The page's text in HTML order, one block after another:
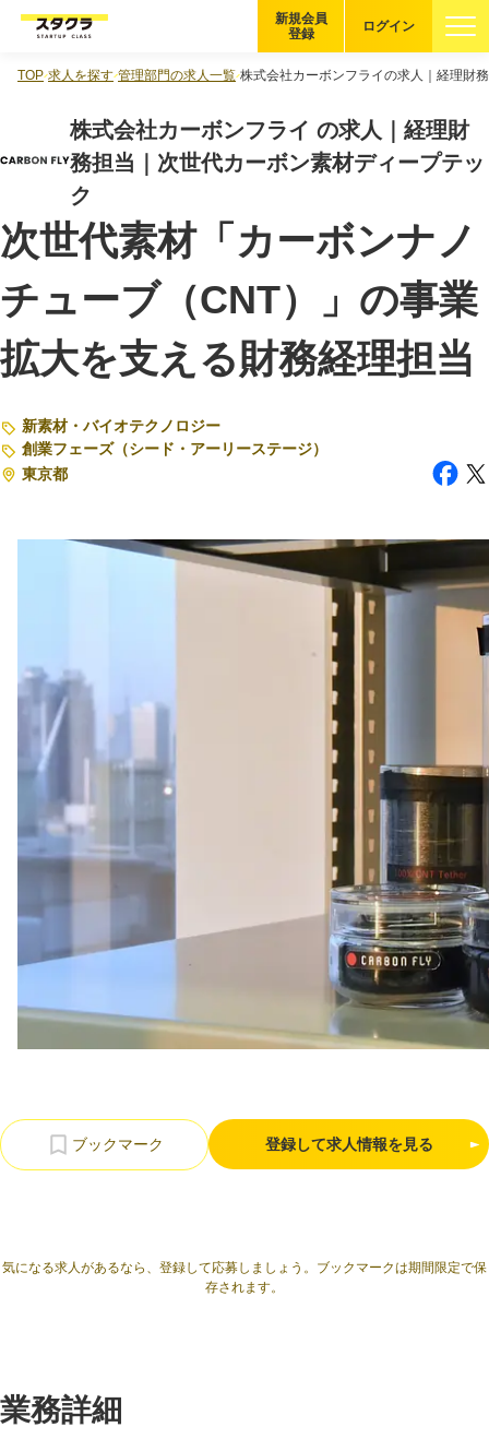
企業を探す
適性診断
スタクラが選ばれる理由
スタートアップ厳選の仕組み
紹介する企業について
登録者の転職・副業実績
Startup Magazine
注目スタートアップ
CEOインタビュー
転職
大学発スタートアップ
導入事例
/採用検討企業様へ
利用規約プライバシーポリシー採用情報 会社概要
採用検討企業様へ
パートナーの方へ
ログイン
新規会員
登録
TOP 求人を探す 管理部門の求人一覧 株式会社カーボンフライの求人｜経理財
株式会社カーボンフライ の求人｜経理財
務担当｜次世代カーボン素材ディープテッ
ク
次世代素材「カーボンナノ
チューブ（CNT）」の事業
拡大を支える財務経理担当
新素材・バイオテクノロジー
創業フェーズ（シード・アーリーステージ）
東京都
登録して求人情報を見る
気になる求人があるなら、登録して応募しましょう。ブックマークは期間限定で保
存されます。
業務詳細